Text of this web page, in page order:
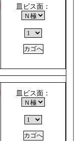
皿ビス面：
皿ビス面：